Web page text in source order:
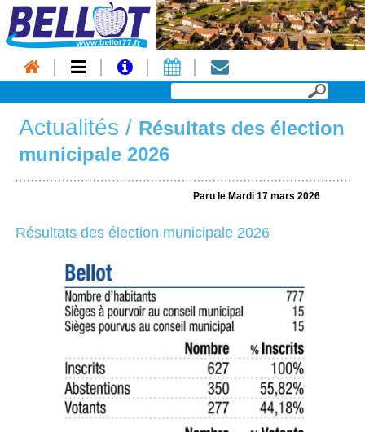
Actualités / Résultats des élection
municipale 2026
Paru le Mardi 17 mars 2026
Résultats des élection municipale 2026